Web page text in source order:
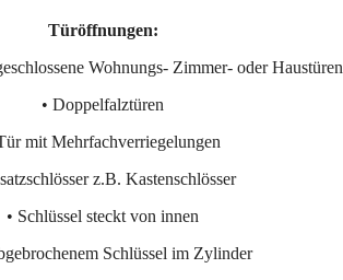
Türöffnungen:
Wohnungs- Zimmer- oder Haustüren
• Doppelfalztüren
mit Mehrfachverriegelungen
z.B. Kastenschlösser
• Schlüssel steckt von innen
Schlüssel im Zylinder